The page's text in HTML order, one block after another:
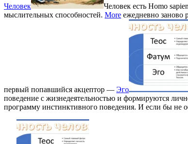
Человек
Человек есть Homo
мыслительных способностей. More ежедневно заново
первый попавшийся акцептор — Эго
поведение с жизнедеятельностью и формируются
программу инстинктивного поведения. И если бы